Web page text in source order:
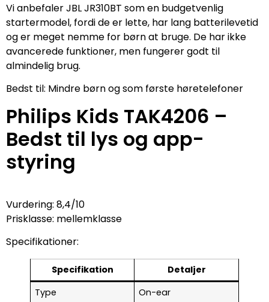
Vi anbefaler JBL JR310BT som en budgetvenlig
startermodel, fordi de er lette, har lang batterilevetid
og er meget nemme for børn at bruge. De har ikke
avancerede funktioner, men fungerer godt til
almindelig brug.
Bedst til: Mindre børn og som første høretelefoner
Philips Kids TAK4206 –
Bedst til lys og app-
styring
Vurdering: 8,4/10
Prisklasse: mellemklasse
Specifikationer:
Specifikation
Detaljer
Type
On-ear